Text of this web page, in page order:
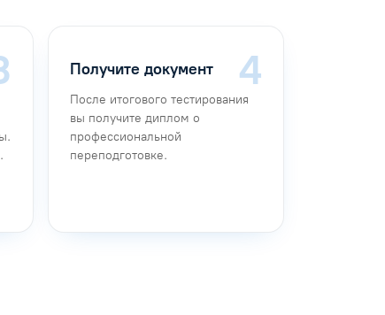
Получите документ
После итогового тестирования
вы получите диплом о
профессиональной
переподготовке.